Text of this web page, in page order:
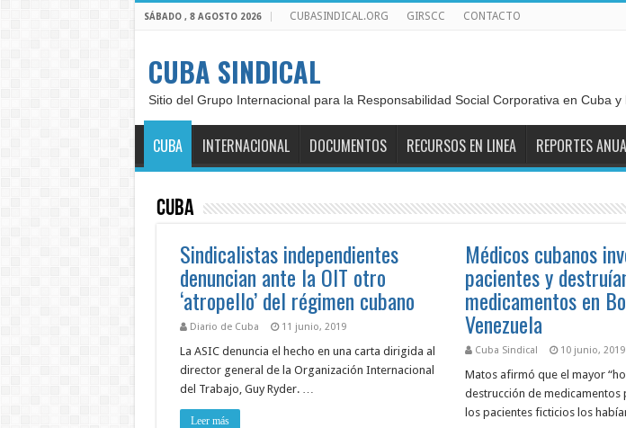
SÁBADO , 8 AGOSTO 2026 CUBASINDICAL.ORG GIRSCC CONTACTO
CUBA SINDICAL
Sitio del Grupo Internacional para la Responsabilidad Social Corporativa en Cuba
CUBA INTERNACIONAL DOCUMENTOS RECURSOS EN LINEA REPORTES
Cuba
Sindicalistas independientes
denuncian ante la OIT otro
‘atropello’ del régimen cubano
Diario de Cuba 11 junio, 2019
La ASIC denuncia el hecho en una carta dirigida al
director general de la Organización Internacional
del Trabajo, Guy Ryder. …
Leer más
Médicos cubanos
pacientes y
medicamentos en
Venezuela
Cuba Sindical 10 junio, 2019
Matos afirmó que el mayor
destrucción de medicamentos
los pacientes ficticios los